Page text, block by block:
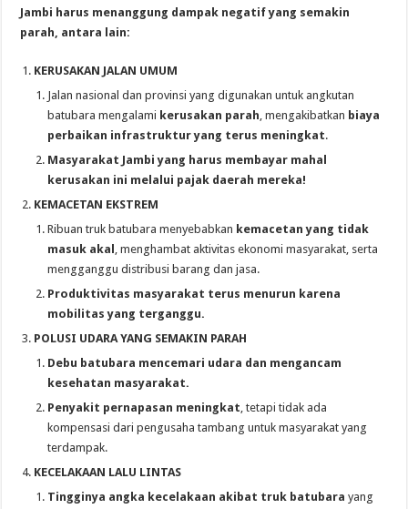
Jambi harus menanggung dampak negatif yang semakin
parah, antara lain:
KERUSAKAN JALAN UMUM
Jalan nasional dan provinsi yang digunakan untuk angkutan
batubara mengalami kerusakan parah, mengakibatkan biaya
perbaikan infrastruktur yang terus meningkat.
Masyarakat Jambi yang harus membayar mahal
kerusakan ini melalui pajak daerah mereka!
KEMACETAN EKSTREM
Ribuan truk batubara menyebabkan kemacetan yang tidak
masuk akal , menghambat aktivitas ekonomi masyarakat, serta
mengganggu distribusi barang dan jasa.
Produktivitas masyarakat terus menurun karena
mobilitas yang terganggu.
POLUSI UDARA YANG SEMAKIN PARAH
Debu batubara mencemari udara dan mengancam
kesehatan masyarakat.
Penyakit pernapasan meningkat, tetapi tidak ada
kompensasi dari pengusaha tambang untuk masyarakat yang
terdampak.
KECELAKAAN LALU LINTAS
Tingginya angka kecelakaan akibat truk batubara yang